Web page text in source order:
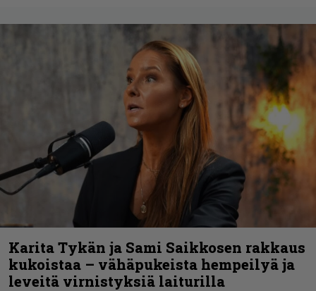
Karita Tykän ja Sami Saikkosen rakkaus
kukoistaa – vähäpukeista hempeilyä ja
leveitä virnistyksiä laiturilla